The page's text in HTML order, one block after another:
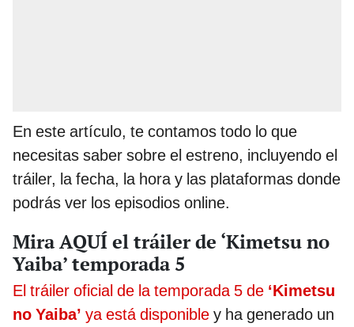
En este artículo, te contamos todo lo que
necesitas saber sobre el estreno, incluyendo el
tráiler, la fecha, la hora y las plataformas donde
podrás ver los episodios online.
Mira AQUÍ el tráiler de ‘Kimetsu no
Yaiba’ temporada 5
El tráiler oficial de la temporada 5 de ‘Kimetsu
no Yaiba’ ya está disponible y ha generado un